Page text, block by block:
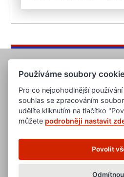
www.evropska-
Používáme soubory
Pro co nejpohodlnější
souhlas se zpracováním
udělíte kliknutím na tlačítko
můžete podrobněji nastavit
Povolit